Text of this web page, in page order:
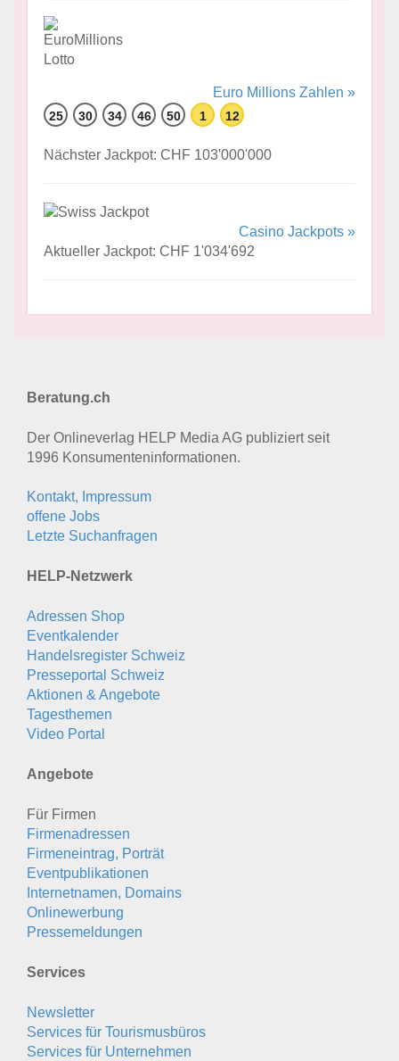
Euro Millions Zahlen »
25 30 34 46 50 1 12
Nächster Jackpot: CHF 103'000'000
Casino Jackpots »
Aktueller Jackpot: CHF 1'034'692
Beratung.ch
Der Onlineverlag HELP Media AG publiziert seit
1996 Konsumenten­informationen.
Kontakt, Impressum
offene Jobs
Letzte Suchanfragen
HELP-Netzwerk
Adressen Shop
Eventkalender
Handelsregister Schweiz
Presseportal Schweiz
Aktionen & Angebote
Tagesthemen
Video Portal
Angebote
Für Firmen
Firmenadressen
Firmeneintrag, Porträt
Eventpublikationen
Internetnamen, Domains
Onlinewerbung
Pressemeldungen
Services
Newsletter
Services für Tourismusbüros
Services für Unternehmen